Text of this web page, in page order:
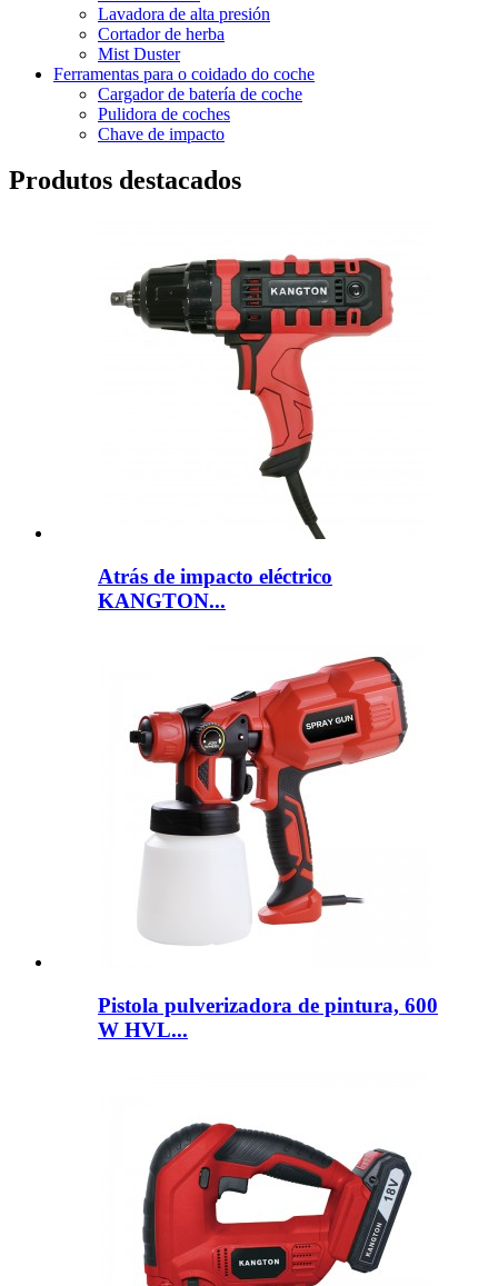
Lavadora de alta presión
Cortador de herba
Mist Duster
Ferramentas para o coidado do coche
Cargador de batería de coche
Pulidora de coches
Chave de impacto
Produtos destacados
Atrás de impacto eléctrico
KANGTON...
Pistola pulverizadora de pintura, 600
W HVL...